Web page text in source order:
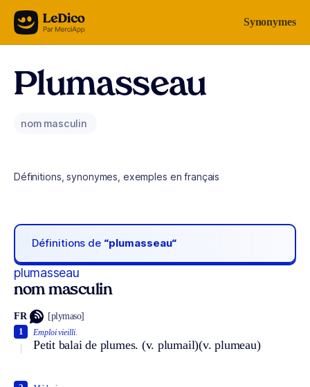
Aller au contenu Synonymes
Plumasseau
nom masculin
Définitions, synonymes, exemples en français
Définitions de “plumasseau“
plumasseau
nom masculin
FR [plymaso]
Emploi vieilli.
Petit balai de plumes. (v. plumail)(v. plumeau)
1